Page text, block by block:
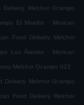
Delivery Melchor Ocampo
El Mirador . Mexican
Food Delivery Melchor
Los Álamos . Mexican
Melchor Ocampo 023 .
Delivery Melchor Ocampo
Food Delivery Melchor